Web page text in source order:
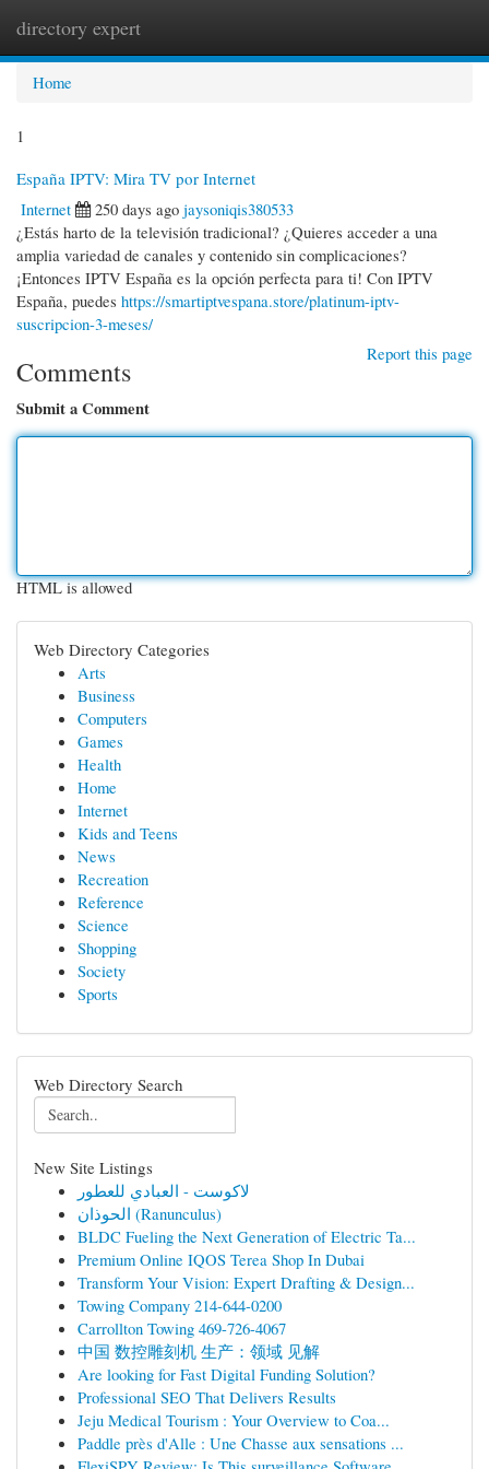
directory expert
Home
1
España IPTV: Mira TV por Internet
Internet
250 days ago jaysoniqis380533
¿Estás harto de la televisión tradicional? ¿Quieres acceder a una
amplia variedad de canales y contenido sin complicaciones?
¡Entonces IPTV España es la opción perfecta para ti! Con IPTV
España, puedes https://smartiptvespana.store/platinum-iptv-
suscripcion-3-meses/
Report this page
Comments
Submit a Comment
HTML is allowed
Web Directory Categories
Arts
Business
Computers
Games
Health
Home
Internet
Kids and Teens
News
Recreation
Reference
Science
Shopping
Society
Sports
Web Directory Search
New Site Listings
لاكوست - العبادي للعطور
الحوذان (Ranunculus)
BLDC Fueling the Next Generation of Electric Ta...
Premium Online IQOS Terea Shop In Dubai
Transform Your Vision: Expert Drafting & Design...
Towing Company 214-644-0200
Carrollton Towing 469-726-4067
中国 数控雕刻机 生产：领域 见解
Are looking for Fast Digital Funding Solution?
Professional SEO That Delivers Results
Jeju Medical Tourism : Your Overview to Coa...
Paddle près d'Alle : Une Chasse aux sensations ...